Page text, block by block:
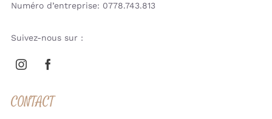
Numéro d’entreprise: 0778.743.813
Suivez-nous sur :
CONTACT